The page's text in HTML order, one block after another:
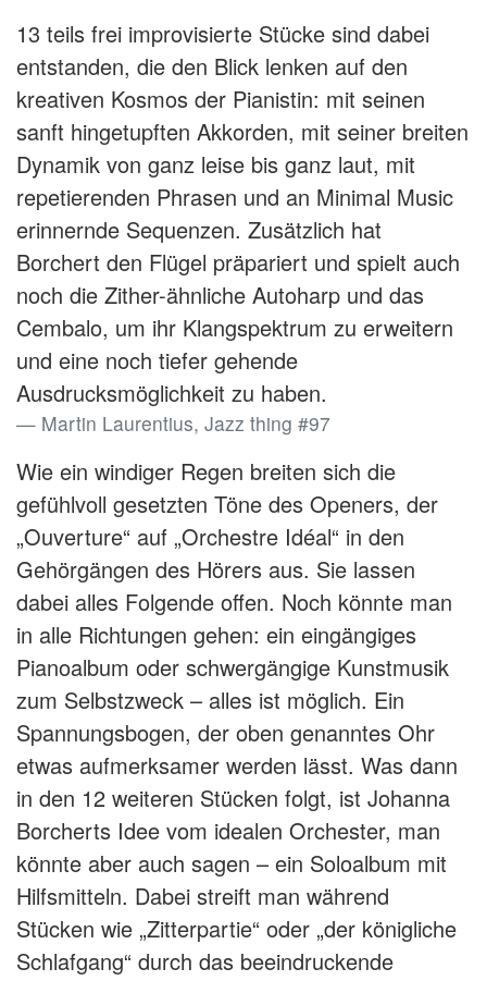
13 teils frei improvisierte Stücke sind dabei
entstanden, die den Blick lenken auf den
kreativen Kosmos der Pianistin: mit seinen
sanft hingetupften Akkorden, mit seiner breiten
Dynamik von ganz leise bis ganz laut, mit
repetierenden Phrasen und an Minimal Music
erinnernde Sequenzen. Zusätzlich hat
Borchert den Flügel präpariert und spielt auch
noch die Zither-ähnliche Autoharp und das
Cembalo, um ihr Klangspektrum zu erweitern
und eine noch tiefer gehende
Ausdrucksmöglichkeit zu haben.
Martin Laurentius, Jazz thing #97
Wie ein windiger Regen breiten sich die
gefühlvoll gesetzten Töne des Openers, der
„Ouverture“ auf „Orchestre Idéal“ in den
Gehörgängen des Hörers aus. Sie lassen
dabei alles Folgende offen. Noch könnte man
in alle Richtungen gehen: ein eingängiges
Pianoalbum oder schwergängige Kunstmusik
zum Selbstzweck – alles ist möglich. Ein
Spannungsbogen, der oben genanntes Ohr
etwas aufmerksamer werden lässt. Was dann
in den 12 weiteren Stücken folgt, ist Johanna
Borcherts Idee vom idealen Orchester, man
könnte aber auch sagen – ein Soloalbum mit
Hilfsmitteln. Dabei streift man während
Stücken wie „Zitterpartie“ oder „der königliche
Schlafgang“ durch das beeindruckende